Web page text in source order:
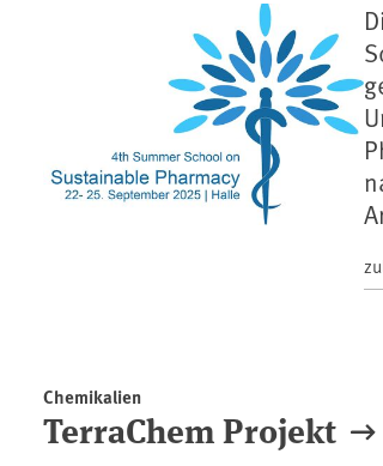
Chemikalien
TerraChem Projekt